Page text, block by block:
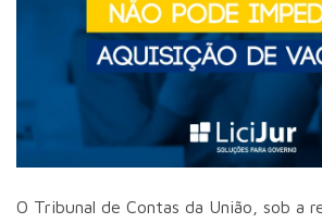
O Tribunal de Contas da União, sob a